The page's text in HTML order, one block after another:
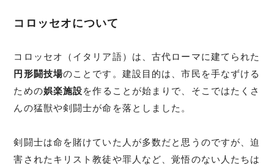
コロッセオについて
コロッセオ（イタリア語）は、古代ローマに建てられた
円形闘技場のことです。建設目的は、市民を手なずける
ための娯楽施設を作ることが始まりで、そこではたくさ
んの猛獣や剣闘士が命を落としました。
剣闘士は命を賭けていた人が多数だと思うのですが、迫
害されたキリスト教徒や罪人など、覚悟のない人たちは